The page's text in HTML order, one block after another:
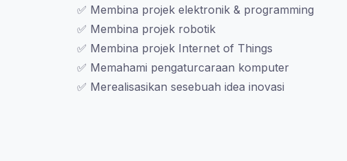
✅ Membina projek elektronik & programming
✅ Membina projek robotik
✅ Membina projek Internet of Things
✅ Memahami pengaturcaraan komputer
✅ Merealisasikan sesebuah idea inovasi